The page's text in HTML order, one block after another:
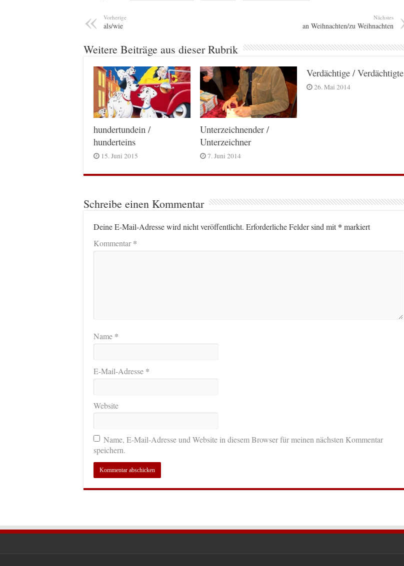
Vorherige
als/wie
Nächstes
an Weihnachten/zu Weihnachten
Weitere Beiträge aus dieser Rubrik
hundertundein /
hunderteins
15. Juni 2015
Unterzeichnender /
Unterzeichner
7. Juni 2014
Verdächtige / Verdächtigte
26. Mai 2014
Schreibe einen Kommentar
Deine E-Mail-Adresse wird nicht veröffentlicht. Erforderliche Felder sind mit* markiert
Kommentar*
Name *
E-Mail-Adresse *
Website
Name, E-Mail-Adresse und Website in diesem Browser für meinen nächsten Kommentar
speichern.